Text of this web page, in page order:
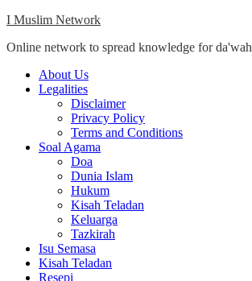
Skip
content
I Muslim Network
Online network to spread knowledge for da'wah
Close
Menu
About Us
Legalities
Disclaimer
Privacy Policy
Terms and Conditions
Soal Agama
Doa
Dunia Islam
Hukum
Kisah Teladan
Keluarga
Tazkirah
Isu Semasa
Kisah Teladan
Resepi